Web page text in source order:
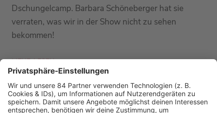
Dschungelcamp. Barbara Schöneberger hat sie
verraten, was wir in der Show nicht zu sehen
bekommen!
MEHR LESEN
PODCAST-GÄSTE: MEHR NEWS